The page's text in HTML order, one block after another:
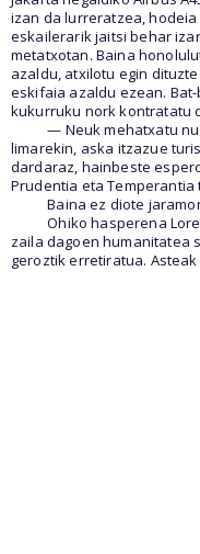
izan da lurreratzea,
eskailerarik jaitsi behar
metatxotan. Baina
azaldu, atxilotu egin
eskifaia azaldu ezean.
kukurruku nork kontratatu
— Neuk mehatxatu
limarekin, aska itzazue
dardaraz, hainbeste
Prudentia eta
Baina ez diote
Ohiko hasperena
zaila dagoen humanitatea
geroztik erretiratua.